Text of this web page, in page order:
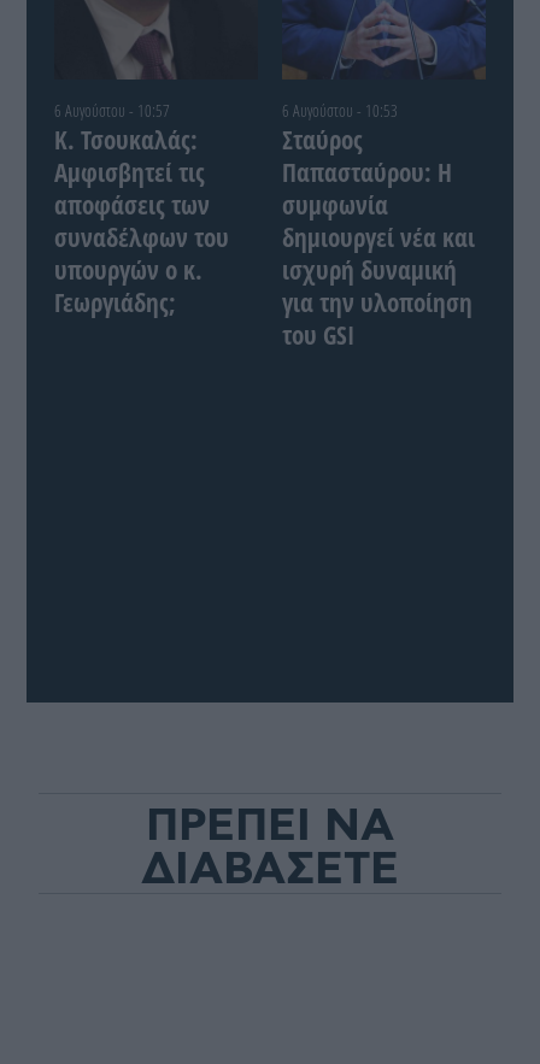
6 Αυγούστου - 10:57
Κ. Τσουκαλάς:
Αμφισβητεί τις
αποφάσεις των
συναδέλφων του
υπουργών ο κ.
Γεωργιάδης;
6 Αυγούστου - 10:53
Σταύρος
Παπασταύρου: Η
συμφωνία
δημιουργεί νέα και
ισχυρή δυναμική
για την υλοποίηση
του GSI
ΠΡΕΠΕΙ ΝΑ
ΔΙΑΒΑΣΕΤΕ